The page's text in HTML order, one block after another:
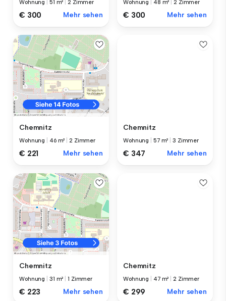
Wohnung 51 m² |2 Zimmer
€ 300 Mehr sehen
Wohnung 48 m² |2 Zimmer
€ 300 Mehr sehen
Chemnitz
Wohnung 46 m² |2 Zimmer
€ 221 Mehr sehen
Chemnitz
Wohnung 57 m² |3 Zimmer
€ 347 Mehr sehen
Chemnitz
Wohnung 31 m² |1 Zimmer
€ 223 Mehr sehen
Chemnitz
Wohnung 47 m² |2 Zimmer
€ 299 Mehr sehen